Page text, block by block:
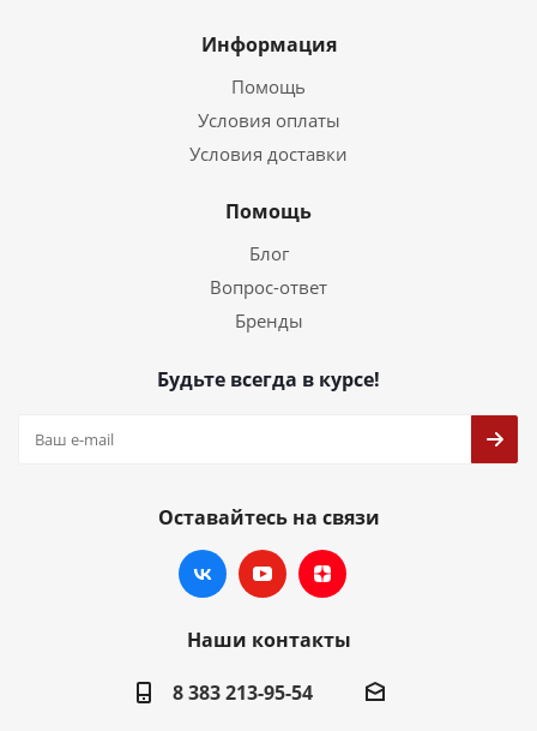
Информация
Помощь
Условия оплаты
Условия доставки
Помощь
Блог
Вопрос-ответ
Бренды
Будьте всегда в курсе!
Оставайтесь на связи
Наши контакты
8 383 213-95-54